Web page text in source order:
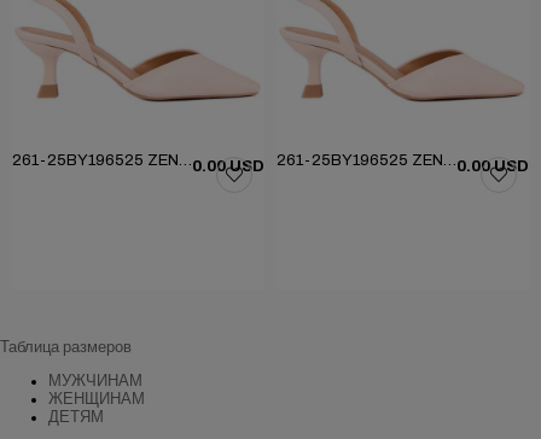
0.00 USD 0.00 USD
Таблица размеров
МУЖЧИНАМ
ЖЕНЩИНАМ
ДЕТЯМ